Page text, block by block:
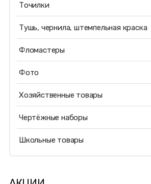
Точилки
Тушь, чернила, штемпельная краска
Фломастеры
Фото
Хозяйственные товары
Чертёжные наборы
Школьные товары